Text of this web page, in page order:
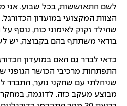
לשם התאוששות, בכל שבוע. אני
הצוות המקצועי במועדון
שהילד זקוק לאימוני כוח, נוסף
בודאי משתתף בהם בקבוצה, יש
כדאי לברר גם האם במועדון
התפתחות מרכיבי הכושר הגופני
שניהלתי עם שחקני נוער, התברר
מבוצע מעקב כזה. לדוגמה,